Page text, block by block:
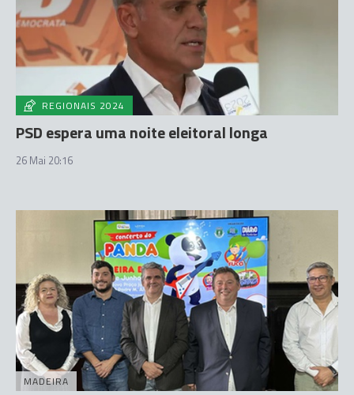
REGIONAIS 2024
PSD espera uma noite eleitoral longa
26 Mai 20:16
MADEIRA